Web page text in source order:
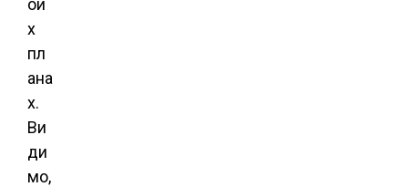
ои
х
пл
ана
х.
Ви
ди
мо,